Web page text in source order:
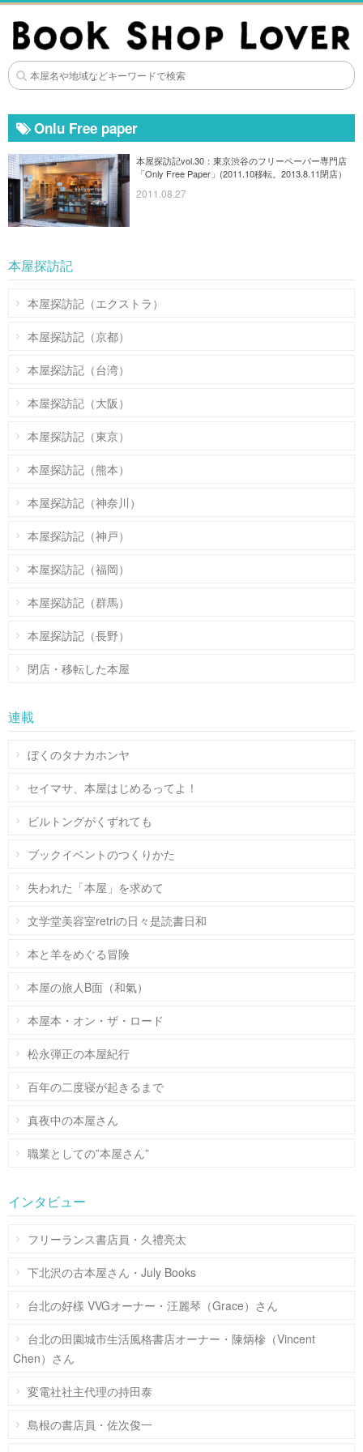
Onlu Free paper
本屋探訪記vol.30：東京渋谷のフリーペーパー専門店
「Only Free Paper」(2011.10移転。2013.8.11閉店）
2011.08.27
本屋探訪記
本屋探訪記（エクストラ）
本屋探訪記（京都）
本屋探訪記（台湾）
本屋探訪記（大阪）
本屋探訪記（東京）
本屋探訪記（熊本）
本屋探訪記（神奈川）
本屋探訪記（神戸）
本屋探訪記（福岡）
本屋探訪記（群馬）
本屋探訪記（長野）
閉店・移転した本屋
連載
ぼくのタナカホンヤ
セイマサ、本屋はじめるってよ！
ビルトングがくずれても
ブックイベントのつくりかた
失われた「本屋」を求めて
文学堂美容室retriの日々是読書日和
本と羊をめぐる冒険
本屋の旅人B面（和氣）
本屋本・オン・ザ・ロード
松永弾正の本屋紀行
百年の二度寝が起きるまで
真夜中の本屋さん
職業としての”本屋さん”
インタビュー
フリーランス書店員・久禮亮太
下北沢の古本屋さん・July Books
台北の好樣 VVGオーナー・汪麗琴（Grace）さん
台北の田園城市生活風格書店オーナー・陳炳槮（Vincent
Chen）さん
変電社社主代理の持田泰
島根の書店員・佐次俊一